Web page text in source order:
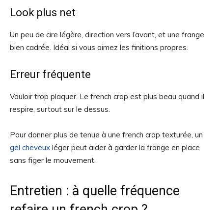
Look plus net
Un peu de cire légère, direction vers l’avant, et une frange
bien cadrée. Idéal si vous aimez les finitions propres.
Erreur fréquente
Vouloir trop plaquer. Le french crop est plus beau quand il
respire, surtout sur le dessus.
Pour donner plus de tenue à une french crop texturée, un
gel cheveux léger peut aider à garder la frange en place
sans figer le mouvement.
Entretien : à quelle fréquence